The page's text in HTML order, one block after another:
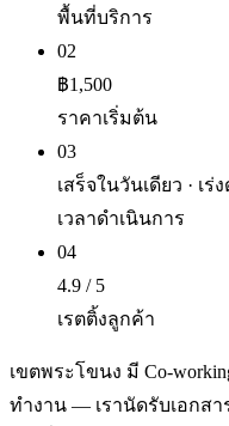
พื้นที่บริการ
02
฿1,500
ราคาเริ่มต้น
03
เสร็จในวันเดียว · เ
เวลาดำเนินการ
04
4.9 / 5
เรตติ้งลูกค้า
เขตพระโขนง มี Co-
ทำงาน — เรานัดรับเอกส